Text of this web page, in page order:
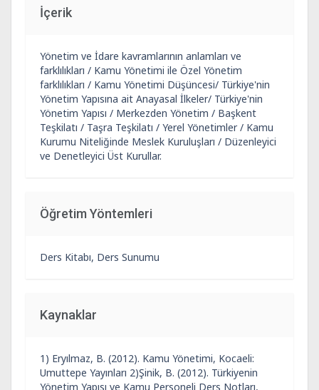
İçerik
Yönetim ve İdare kavramlarının anlamları ve
farklılıkları / Kamu Yönetimi ile Özel Yönetim
farklılıkları / Kamu Yönetimi Düşüncesi/ Türkiye'nin
Yönetim Yapısına ait Anayasal İlkeler/ Türkiye'nin
Yönetim Yapısı / Merkezden Yönetim / Başkent
Teşkilatı / Taşra Teşkilatı / Yerel Yönetimler / Kamu
Kurumu Niteliğinde Meslek Kuruluşları / Düzenleyici
ve Denetleyici Üst Kurullar.
Öğretim Yöntemleri
Ders Kitabı, Ders Sunumu
Kaynaklar
1) Eryılmaz, B. (2012). Kamu Yönetimi, Kocaeli:
Umuttepe Yayınları 2)Şinik, B. (2012). Türkiyenin
Yönetim Yapısı ve Kamu Personeli Ders Notları,